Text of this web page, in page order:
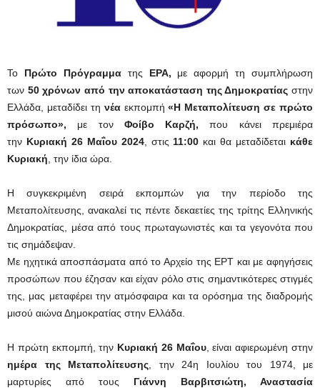
Το Πρώτο Πρόγραμματης ΕΡΑ, με αφορμή τη συμπλήρωση
των 50 χρόνων από την αποκατάσταση της Δημοκρατίας στην
Ελλάδα, μεταδίδει τη νέαεκπομπή«Η Μεταπολίτευση σε πρώτο
πρόσωπο», με τον Φοίβο Καρζή,που κάνει πρεμιέρα
την Κυριακή 26 Μαΐου 2024, στις 11:00 και θα μεταδίδεται κάθε
Κυριακή , την ίδια ώρα.
Η συγκεκριμένη σειρά εκπομπών για την περίοδο της
Μεταπολίτευσης, ανακαλεί τις πέντε δεκαετίες της τρίτης Ελληνικής
Δημοκρατίας, μέσα από τους πρωταγωνιστές και τα γεγονότα που
τις σημάδεψαν.
Με ηχητικά αποσπάσματα από το Αρχείο της ΕΡΤ και με αφηγήσεις
προσώπων που έζησαν και είχαν ρόλο στις σημαντικότερες στιγμές
της, μας μεταφέρει την ατμόσφαιρα και τα ορόσημα της διαδρομής
μισού αιώνα Δημοκρατίας στην Ελλάδα.
Η πρώτη εκπομπή, την Κυριακή 26 Μαΐου, είναι αφιερωμένη στην
ημέρα της Μεταπολίτευσης , την 24η Ιουλίου του 1974, με
μαρτυρίες από τους Γιάννη Βαρβιτσιώτη, Αναστασία